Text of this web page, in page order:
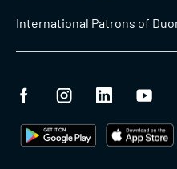
International Patrons of